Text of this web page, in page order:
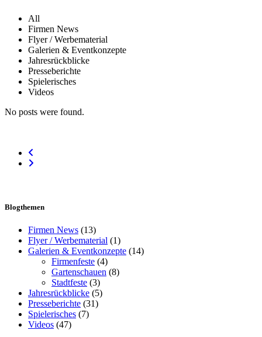
All
Firmen News
Flyer / Werbematerial
Galerien & Eventkonzepte
Jahresrückblicke
Presseberichte
Spielerisches
Videos
No posts were found.
Blogthemen
Firmen News (13)
Flyer / Werbematerial (1)
Galerien & Eventkonzepte (14)
Firmenfeste (4)
Gartenschauen (8)
Stadtfeste (3)
Jahresrückblicke (5)
Presseberichte (31)
Spielerisches (7)
Videos (47)